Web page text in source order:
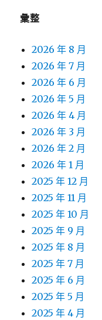
彙整
2026 年 8 月
2026 年 7 月
2026 年 6 月
2026 年 5 月
2026 年 4 月
2026 年 3 月
2026 年 2 月
2026 年 1 月
2025 年 12 月
2025 年 11 月
2025 年 10 月
2025 年 9 月
2025 年 8 月
2025 年 7 月
2025 年 6 月
2025 年 5 月
2025 年 4 月